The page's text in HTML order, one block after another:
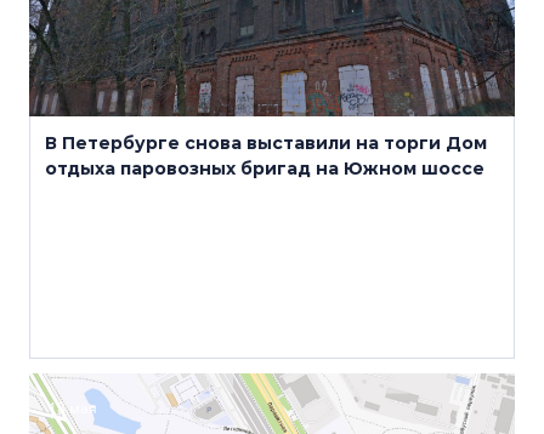
В Петербурге снова выставили на торги Дом
отдыха паровозных бригад на Южном шоссе
18 мая